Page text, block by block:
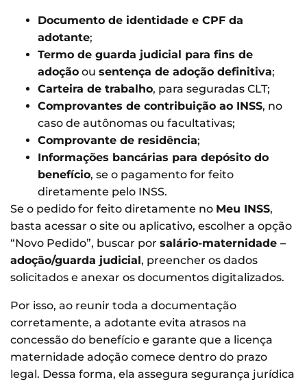
Documento de identidade e CPF da
adotante;
Termo de guarda judicial para fins de
adoção ou sentença de adoção definitiva;
Carteira de trabalho, para seguradas CLT;
Comprovantes de contribuição ao INSS, no
caso de autônomas ou facultativas;
Comprovante de residência;
Informações bancárias para depósito do
benefício, se o pagamento for feito
diretamente pelo INSS.
Se o pedido for feito diretamente no Meu INSS,
basta acessar o site ou aplicativo, escolher a opção
“Novo Pedido”, buscar por salário-maternidade –
adoção/guarda judicial, preencher os dados
solicitados e anexar os documentos digitalizados.
Por isso, ao reunir toda a documentação
corretamente, a adotante evita atrasos na
concessão do benefício e garante que a licença
maternidade adoção comece dentro do prazo
legal. Dessa forma, ela assegura segurança jurídica